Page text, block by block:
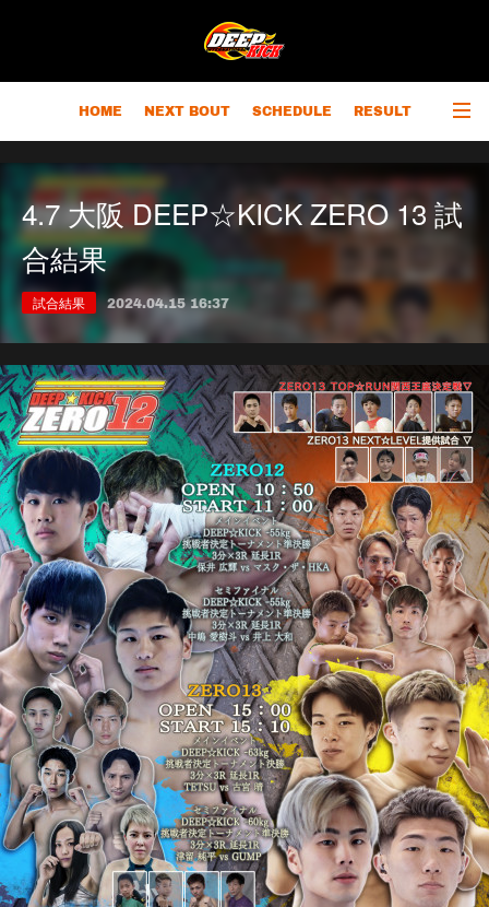
HOME NEXT BOUT SCHEDULE RESULT
RANKING
4.7 大阪 DEEP☆KICK ZERO 13 試
合結果
試合結果 2024.04.15 16:37